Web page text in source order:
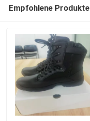
Empfohlene Produkte